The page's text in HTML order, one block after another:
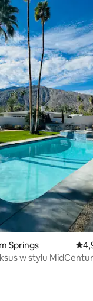
recenzji: 108
Springs
w stylu